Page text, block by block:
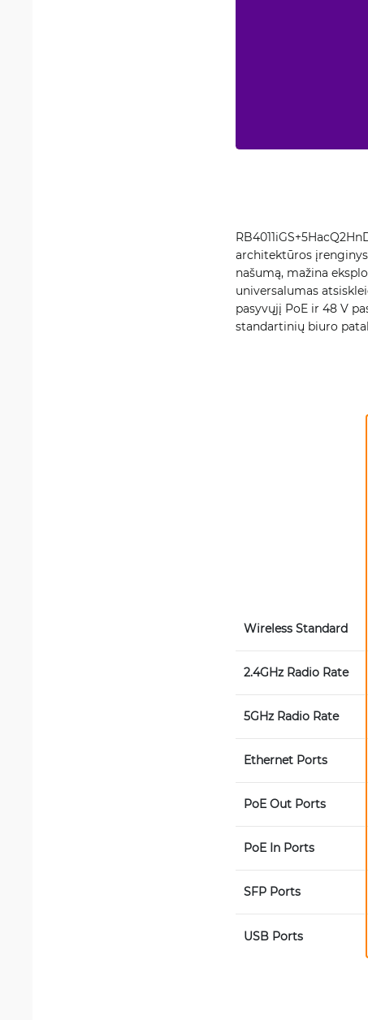
architektūros
našumą, mažina
universalumas
pasyvųjį PoE ir 48 V
standartinių biuro
Wireless Standard
2.4GHz Radio Rate
5GHz Radio Rate
Ethernet Ports
PoE Out Ports
PoE In Ports
SFP Ports
USB Ports